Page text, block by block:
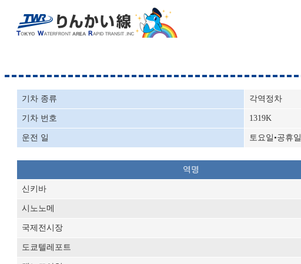
기차 종류 각역정차
기차 번호 1319K
운전 일 토요일•공휴일
역명
신키바
시노노메
국제전시장
도쿄텔레포트